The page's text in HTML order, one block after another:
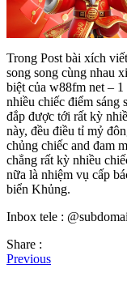
Trong Post bài xích
song song cùng nhau
biệt của w88fm net –
nhiều chiếc điểm sáng
đắp được tới rất kỳ
này, đều điều tỉ mỷ
chủng chiếc and đam
chẳng rất kỳ nhiều
nữa là nhiệm vụ cấp
biển Khủng.
Inbox tele :
Share :
Previous